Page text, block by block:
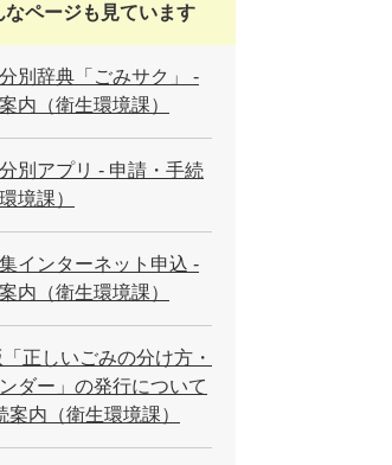
なページも見ています
別辞典「ごみサク」 -
内（衛生環境課）
別アプリ - 申請・手続
境課）
インターネット申込 -
内（衛生環境課）
正しいごみの分け方・
ダー」の発行について
案内（衛生環境課）